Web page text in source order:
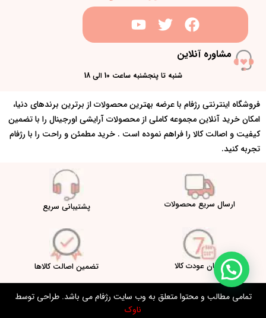
مشاوره آنلاین
شنبه تا پنجشنبه ساعت 10 الی 18
فروشگاه اینترنتی رژفام با عرضه بهترین محصولات از برترین برندهای دنیا،
امکان خرید آنلاین مجموعه کاملی از محصولات آرایشی اورجینال را با تضمین
کیفیت و اصالت کالا را فراهم نموده است . خرید مطمئن و راحت را با رژفام
تجربه کنید.
ارسال سریع محصولات
امکان عودت کالا
پشتیبانی سریع
تضمین اصالت کالاها
تمامی مطالب و محتوا متعلق به وب سایت رژفام می باشد. طراحی توسط
ناوک